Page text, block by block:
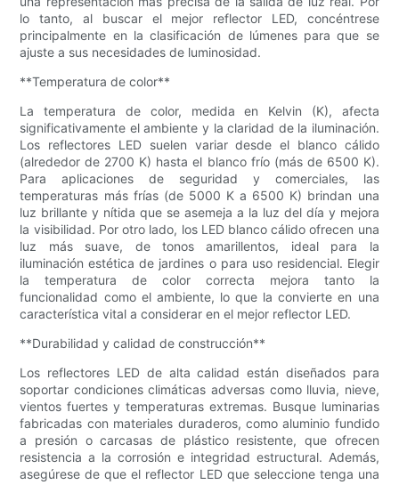
lo tanto, al buscar el mejor reflector LED, concéntrese
principalmente en la clasificación de lúmenes para que se
ajuste a sus necesidades de luminosidad.
**Temperatura de color**
La temperatura de color, medida en Kelvin (K), afecta
significativamente el ambiente y la claridad de la iluminación.
Los reflectores LED suelen variar desde el blanco cálido
(alrededor de 2700 K) hasta el blanco frío (más de 6500 K).
Para aplicaciones de seguridad y comerciales, las
temperaturas más frías (de 5000 K a 6500 K) brindan una
luz brillante y nítida que se asemeja a la luz del día y mejora
la visibilidad. Por otro lado, los LED blanco cálido ofrecen una
luz más suave, de tonos amarillentos, ideal para la
iluminación estética de jardines o para uso residencial. Elegir
la temperatura de color correcta mejora tanto la
funcionalidad como el ambiente, lo que la convierte en una
característica vital a considerar en el mejor reflector LED.
**Durabilidad y calidad de construcción**
Los reflectores LED de alta calidad están diseñados para
soportar condiciones climáticas adversas como lluvia, nieve,
vientos fuertes y temperaturas extremas. Busque luminarias
fabricadas con materiales duraderos, como aluminio fundido
a presión o carcasas de plástico resistente, que ofrecen
resistencia a la corrosión e integridad estructural. Además,
asegúrese de que el reflector LED que seleccione tenga una